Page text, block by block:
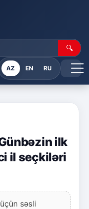
🔍
AZ EN RU
ilk
il seçkiləri
səsli